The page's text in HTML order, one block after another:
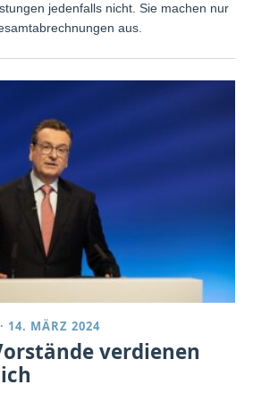
jedenfalls nicht. Sie machen nur
aus.
· 14. MÄRZ 2024
verdienen